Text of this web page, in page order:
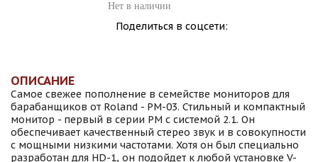
Нет в наличии
Поделиться в соцсети:
ОПИСАНИЕ
Самое свежее пополнение в семействе мониторов для
барабанщиков от Roland - PM-03. Стильный и компактный
монитор - первый в серии PM с системой 2.1. Он
обеспечивает качественный стерео звук и в совокупности
с мощными низкими частотами. Хотя он был специально
разработан для HD-1, он подойдет к любой установке V-